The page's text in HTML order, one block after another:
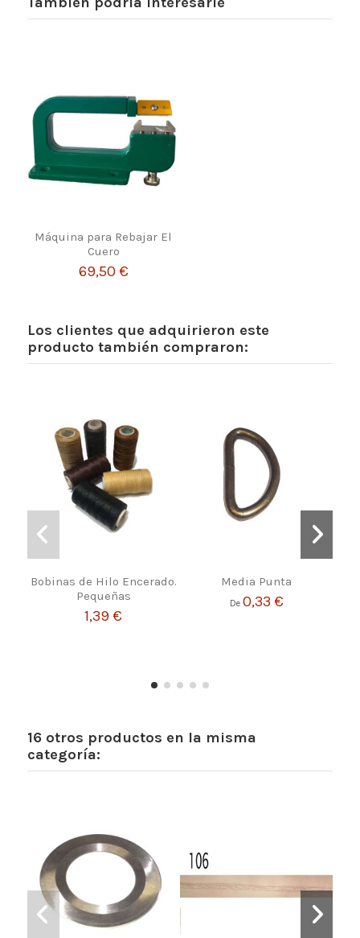
Máquina para Rebajar El
Cuero
69,50 €
Los clientes que adquirieron este
producto también compraron:
Bobinas de Hilo Encerado.
Pequeñas
1,39 €
Media Punta
De 0,33 €
16 otros productos en la misma
categoría: